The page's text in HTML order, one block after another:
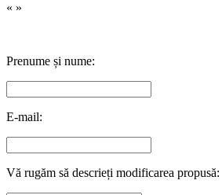
« »
Prenume și nume:
E-mail:
Vă rugăm să descrieți modificarea propusă: